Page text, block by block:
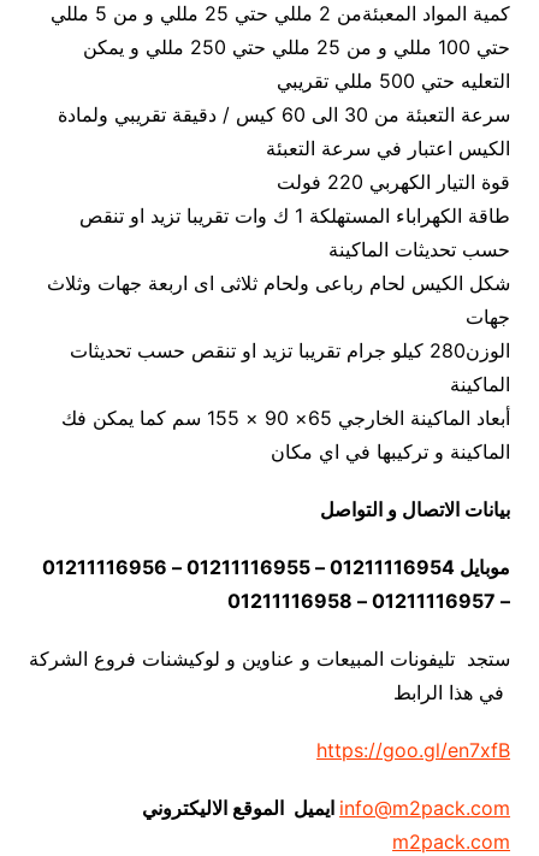
كمية المواد المعبئةمن 2 مللي حتي 25 مللي و من 5 مللي
حتي 100 مللي و من 25 مللي حتي 250 مللي و يمكن
التعليه حتي 500 مللي تقريبي
سرعة التعبئة من 30 الى 60 كيس / دقيقة تقريبي ولمادة
الكيس اعتبار في سرعة التعبئة
قوة التيار الكهربي 220 فولت
طاقة الكهراباء المستهلكة 1 ك وات تقريبا تزيد او تنقص
حسب تحديثات الماكينة
شكل الكيس لحام رباعى ولحام ثلاثى اى اربعة جهات وثلاث
جهات
الوزن280 كيلو جرام تقريبا تزيد او تنقص حسب تحديثات
الماكينة
أبعاد الماكينة الخارجي 65× 90 × 155 سم كما يمكن فك
الماكينة و تركيبها في اي مكان
بيانات الاتصال و التواصل
موبايل 01211116954 – 01211116955 – 01211116956
– 01211116957 – 01211116958
ستجد تليفونات المبيعات و عناوين و لوكيشنات فروع الشركة
في هذا الرابط
https://goo.gl/en7xfB
info@m2pack.com ايميل الموقع الاليكتروني
m2pack.com